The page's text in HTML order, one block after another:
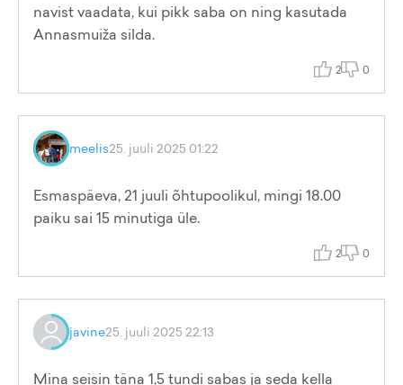
navist vaadata, kui pikk saba on ning kasutada
Annasmuiža silda.
2 0
meelis25. juuli 2025 01:22
Esmaspäeva, 21 juuli õhtupoolikul, mingi 18.00
paiku sai 15 minutiga üle.
2 0
javine25. juuli 2025 22:13
Mina seisin täna 1,5 tundi sabas ja seda kella